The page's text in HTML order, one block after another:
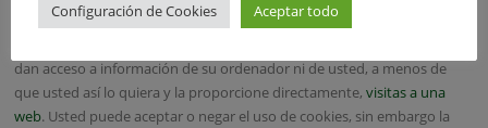
cualquier momento desde su ordenador. Sin embargo las cookies
dan acceso a información de su ordenador ni de usted, a menos de
que usted así lo quiera y la proporcione directamente,visitas a una
web. Usted puede aceptar o negar el uso de cookies, sin embargo la
Configuración de Cookies Aceptar todo